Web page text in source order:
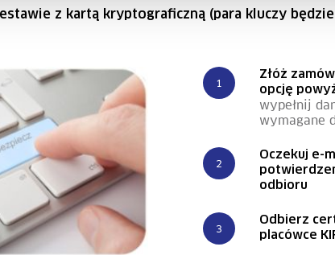
z kartą kryptograficzną (para kluczy
Złóż
opcję
wypełnij
wymagane
Oczekuj e-
odbioru
Odbierz
placówce